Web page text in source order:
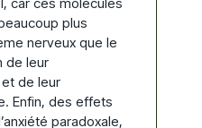
car ces molécules
plus
nerveux que le
de leur
de leur
Enfin, des effets
paradoxale,